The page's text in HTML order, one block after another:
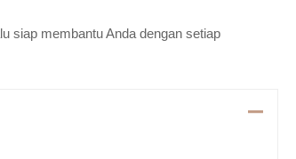
siap membantu Anda dengan setiap